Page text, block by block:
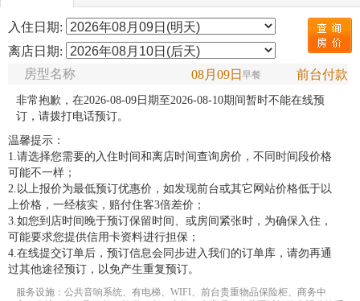
入住日期:
离店日期:
08月09日早餐 前台付款
房型名称
非常抱歉，在2026-08-09日期至2026-08-10期间暂时不能在线预
订，请拨打电话预订。
温馨提示：
1.请选择您需要的入住时间和离店时间查询房价，不同时间段价格
可能不一样；
2.以上报价为最低预订优惠价，如发现前台或其它网站价格低于以
上价格，一经核实，赔付住客3倍差价；
3.如您到店时间晚于预订保留时间、或房间紧张时，为确保入住，
可能要求您提供信用卡资料进行担保；
4.在线提交订单后，预订信息会同步进入我们的订单库，请勿再通
过其他途径预订，以免产生重复预订。
服务设施：公共音响系统、有电梯、WIFI、前台贵重物品保险柜、商务中